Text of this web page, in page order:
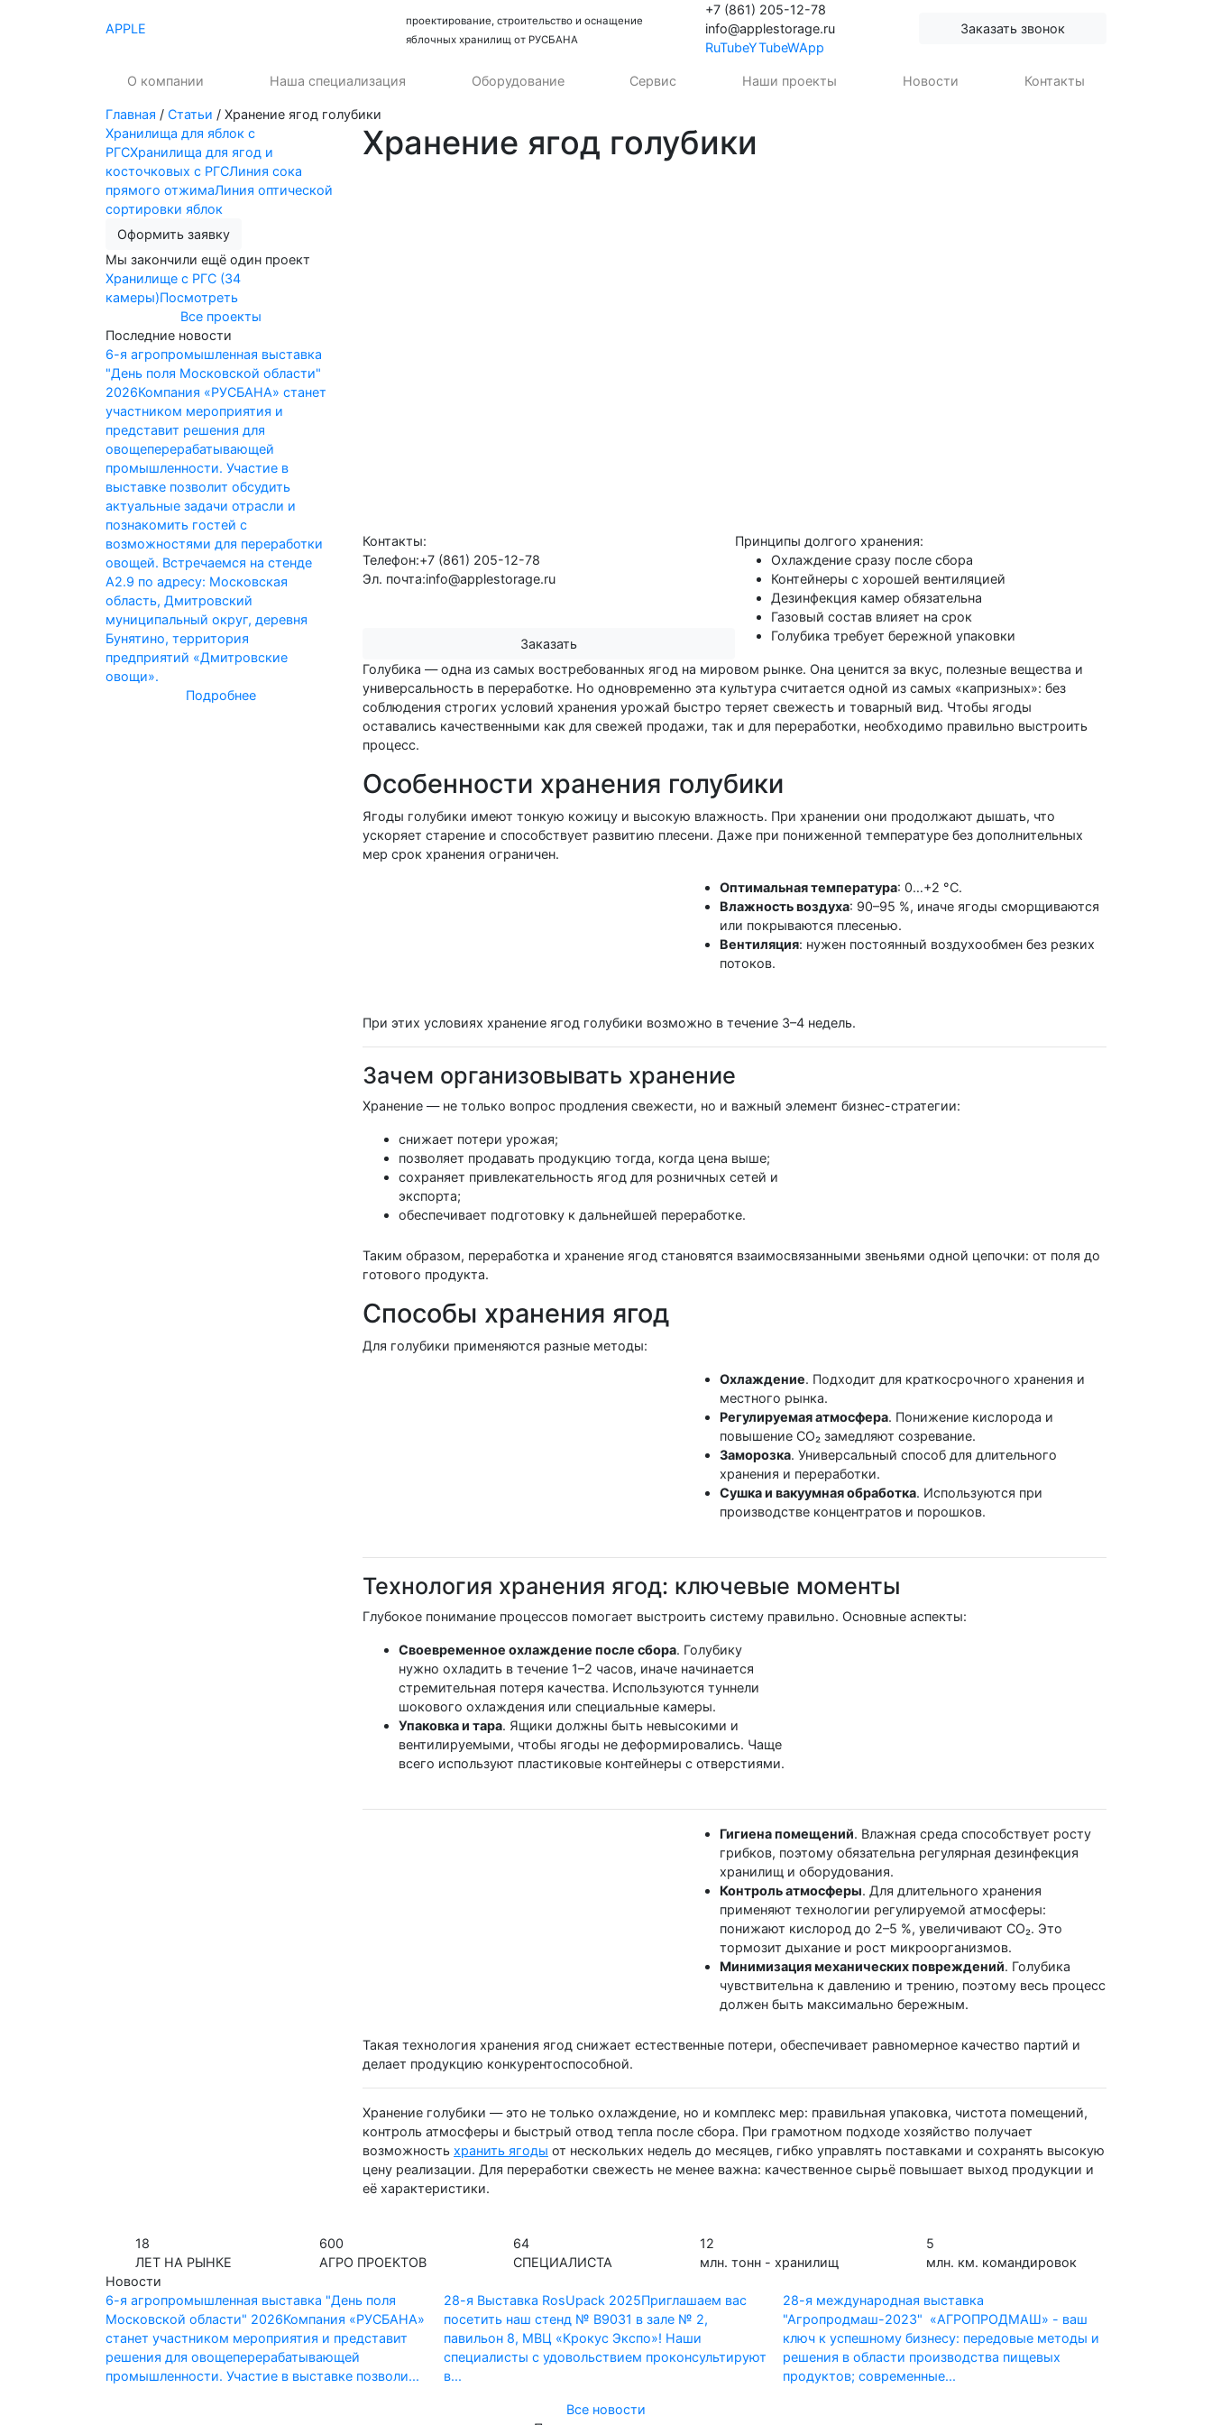
APPLE
проектирование, строительство и оснащение
яблочных хранилищ от РУСБАНА
+7 (861) 205-12-78
info@applestorage.ru
RuTubeYTubeWApp
Заказать звонок
О компании Наша специализация Оборудование Сервис Наши проекты Новости Контакты
Главная / Статьи / Хранение ягод голубики
Хранилища для яблок с
РГСХранилища для ягод и
косточковых с РГСЛиния сока
прямого отжимаЛиния оптической
сортировки яблок
Оформить заявку
Мы закончили ещё один проект
Хранилище с РГС (34
камеры)Посмотреть
Все проекты
Последние новости
6-я агропромышленная выставка
"День поля Московской области"
2026Компания «РУСБАНА» станет
участником мероприятия и
представит решения для
овощеперерабатывающей
промышленности. Участие в
выставке позволит обсудить
актуальные задачи отрасли и
познакомить гостей с
возможностями для переработки
овощей. Встречаемся на стенде
А2.9 по адресу: Московская
область, Дмитровский
муниципальный округ, деревня
Бунятино, территория
предприятий «Дмитровские
овощи».
Подробнее
Хранение ягод голубики
Контакты:
Телефон:+7 (861) 205-12-78
Эл. почта:info@applestorage.ru
Заказать
Принципы долгого хранения:
Охлаждение сразу после сбора
Контейнеры с хорошей вентиляцией
Дезинфекция камер обязательна
Газовый состав влияет на срок
Голубика требует бережной упаковки
Голубика — одна из самых востребованных ягод на мировом рынке. Она ценится за вкус, полезные вещества и
универсальность в переработке. Но одновременно эта культура считается одной из самых «капризных»: без
соблюдения строгих условий хранения урожай быстро теряет свежесть и товарный вид. Чтобы ягоды
оставались качественными как для свежей продажи, так и для переработки, необходимо правильно выстроить
процесс.
Особенности хранения голубики
Ягоды голубики имеют тонкую кожицу и высокую влажность. При хранении они продолжают дышать, что
ускоряет старение и способствует развитию плесени. Даже при пониженной температуре без дополнительных
мер срок хранения ограничен.
Оптимальная температура: 0…+2 °С.
Влажность воздуха: 90–95 %, иначе ягоды сморщиваются
или покрываются плесенью.
Вентиляция: нужен постоянный воздухообмен без резких
потоков.
При этих условиях хранение ягод голубики возможно в течение 3–4 недель.
Зачем организовывать хранение
Хранение — не только вопрос продления свежести, но и важный элемент бизнес-стратегии:
снижает потери урожая;
позволяет продавать продукцию тогда, когда цена выше;
сохраняет привлекательность ягод для розничных сетей и
экспорта;
обеспечивает подготовку к дальнейшей переработке.
Таким образом, переработка и хранение ягод становятся взаимосвязанными звеньями одной цепочки: от поля до
готового продукта.
Способы хранения ягод
Для голубики применяются разные методы:
Охлаждение. Подходит для краткосрочного хранения и
местного рынка.
Регулируемая атмосфера. Понижение кислорода и
повышение СО₂ замедляют созревание.
Заморозка. Универсальный способ для длительного
хранения и переработки.
Сушка и вакуумная обработка. Используются при
производстве концентратов и порошков.
Технология хранения ягод: ключевые моменты
Глубокое понимание процессов помогает выстроить систему правильно. Основные аспекты:
Своевременное охлаждение после сбора. Голубику
нужно охладить в течение 1–2 часов, иначе начинается
стремительная потеря качества. Используются туннели
шокового охлаждения или специальные камеры.
Упаковка и тара. Ящики должны быть невысокими и
вентилируемыми, чтобы ягоды не деформировались. Чаще
всего используют пластиковые контейнеры с отверстиями.
Гигиена помещений. Влажная среда способствует росту
грибков, поэтому обязательна регулярная дезинфекция
хранилищ и оборудования.
Контроль атмосферы. Для длительного хранения
применяют технологии регулируемой атмосферы:
понижают кислород до 2–5 %, увеличивают СО₂. Это
тормозит дыхание и рост микроорганизмов.
Минимизация механических повреждений. Голубика
чувствительна к давлению и трению, поэтому весь процесс
должен быть максимально бережным.
Такая технология хранения ягод снижает естественные потери, обеспечивает равномерное качество партий и
делает продукцию конкурентоспособной.
Хранение голубики — это не только охлаждение, но и комплекс мер: правильная упаковка, чистота помещений,
контроль атмосферы и быстрый отвод тепла после сбора. При грамотном подходе хозяйство получает
возможность хранить ягоды от нескольких недель до месяцев, гибко управлять поставками и сохранять высокую
цену реализации. Для переработки свежесть не менее важна: качественное сырьё повышает выход продукции и
её характеристики.
18
ЛЕТ НА РЫНКЕ
600
АГРО ПРОЕКТОВ
64
СПЕЦИАЛИСТА
12
млн. тонн - хранилищ
5
млн. км. командировок
Новости
6-я агропромышленная выставка "День поля
Московской области" 2026Компания «РУСБАНА»
станет участником мероприятия и представит
решения для овощеперерабатывающей
промышленности. Участие в выставке позволи...
28-я Выставка RosUpack 2025Приглашаем вас
посетить наш стенд № B9031 в зале № 2,
павильон 8, МВЦ «Крокус Экспо»! Наши
специалисты с удовольствием проконсультируют
в...
28-я международная выставка
"Агропродмаш-2023" «АГРОПРОДМАШ» - ваш
ключ к успешному бизнесу: передовые методы и
решения в области производства пищевых
продуктов; современные...
Все новости